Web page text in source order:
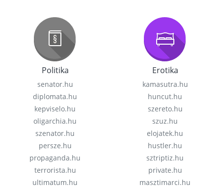
Politika
senator.hu
diplomata.hu
kepviselo.hu
oligarchia.hu
szenator.hu
persze.hu
propaganda.hu
terrorista.hu
ultimatum.hu
Erotika
kamasutra.hu
huncut.hu
szereto.hu
szuz.hu
elojatek.hu
hustler.hu
sztriptiz.hu
private.hu
masztimarci.hu